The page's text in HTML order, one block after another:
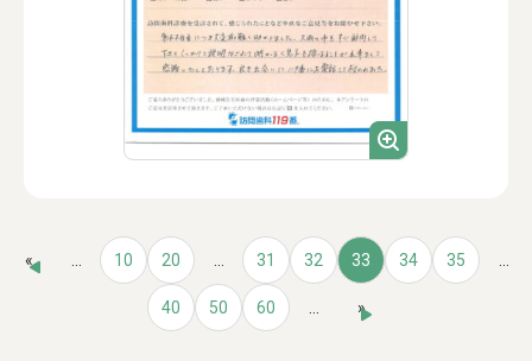
« ... 10 20 ... 31 32 33 34 35 ...
40 50 60 ... »